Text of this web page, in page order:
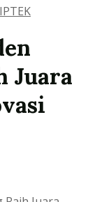
Juara